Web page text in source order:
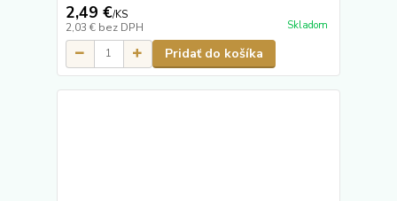
2,49 €/KS
2,03 € bez DPH Skladom
Pridať do košíka